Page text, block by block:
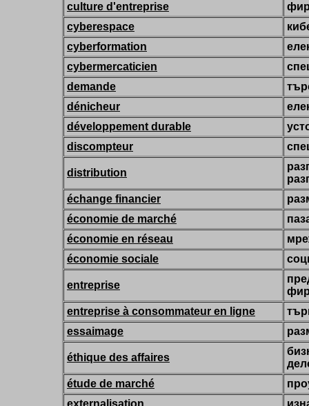
culture d'entreprise
cyberespace
cyberformation
cybermercaticien
demande
dénicheur
développement durable
discompteur
distribution
échange financier
économie de marché
économie en réseau
économie sociale
entreprise
entreprise à consommateur en ligne
essaimage
éthique des affaires
étude de marché
externalisation